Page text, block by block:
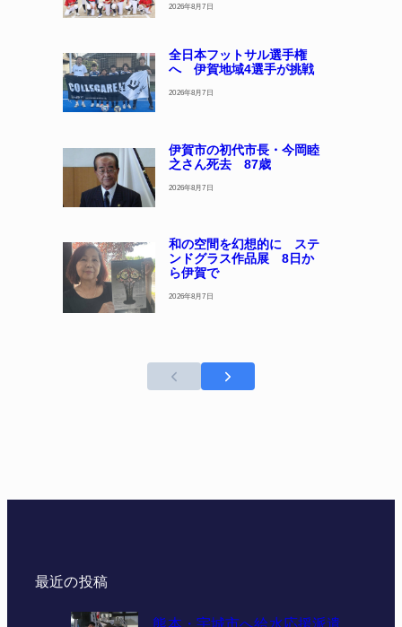
2026年8月7日
全日本フットサル選手権
へ 伊賀地域4選手が挑戦
2026年8月7日
伊賀市の初代市長・今岡睦
之さん死去 87歳
2026年8月7日
和の空間を幻想的に ステ
ンドグラス作品展 8日か
ら伊賀で
2026年8月7日
最近の投稿
熊本・宇城市へ給水応援派遣